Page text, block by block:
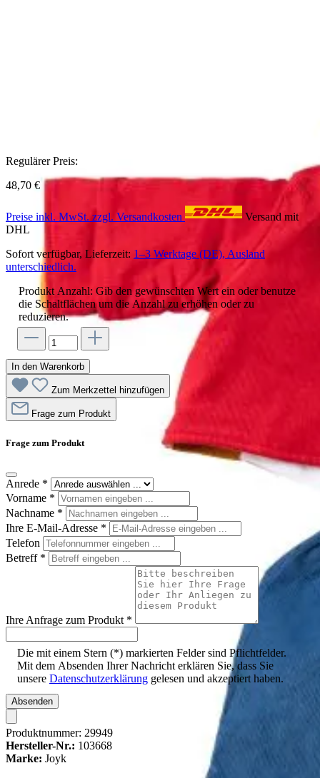
Regulärer Preis:
48,70 €
Preise inkl. MwSt. zzgl. Versandkosten
Versand mit
DHL
Sofort verfügbar, Lieferzeit: 1–3 Werktage (DE), Ausland
unterschiedlich.
Produkt Anzahl: Gib den gewünschten Wert ein oder benutze
die Schaltflächen um die Anzahl zu erhöhen oder zu
reduzieren.
In den Warenkorb
Zum Merkzettel hinzufügen
Frage zum Produkt
Frage zum Produkt
Anrede *
Vorname *
Nachname *
Ihre E-Mail-Adresse *
Telefon
Betreff *
Ihre Anfrage zum Produkt *
Die mit einem Stern (*) markierten Felder sind Pflichtfelder.
Mit dem Absenden Ihrer Nachricht erklären Sie, dass Sie
unsere Datenschutzerklärung gelesen und akzeptiert haben.
Absenden
Produktnummer: 29949
Hersteller-Nr.: 103668
Marke: Joyk